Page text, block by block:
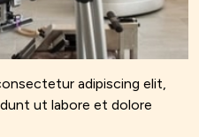
adipiscing elit,
ut labore et dolore